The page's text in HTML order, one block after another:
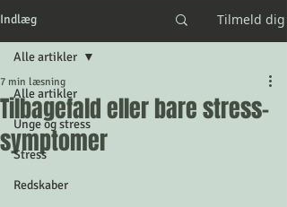
Indlæg Tilmeld dig
Alle artikler
Unge og stress
Stress
Redskaber
Alle artikler
Tilbagefald eller bare stress-
symptomer
7 min læsning